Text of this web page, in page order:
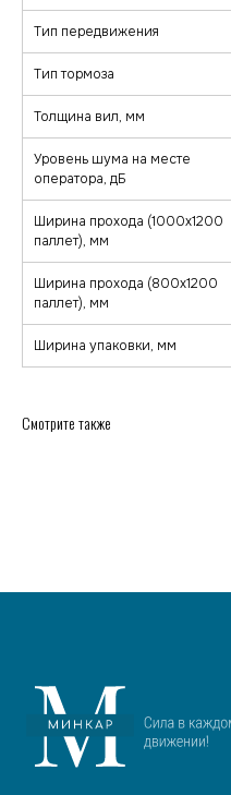
Тип передвижения
Тип тормоза
Толщина вил, мм
Уровень шума на месте
оператора, дБ
Ширина прохода (1000х1200
паллет), мм
Ширина прохода (800х1200
паллет), мм
Ширина упаковки, мм
Смотрите также
Каталог
О компании
Доставка и оплата
Контакты
Договор оферта
конфиденциальности
и не
Реквизиты